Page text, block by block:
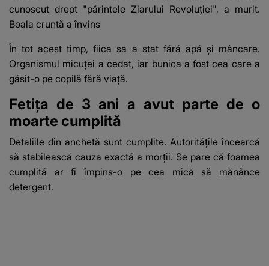
cunoscut drept "părintele Ziarului Revoluției", a murit.
Boala cruntă a învins
În tot acest timp, fiica sa a stat fără apă și mâncare.
Organismul micuței a cedat, iar bunica a fost cea care a
găsit-o pe copilă fără viață.
Fetița de 3 ani a avut parte de o
moarte cumplită
Detaliile din anchetă sunt cumplite. Autoritățile încearcă
să stabilească cauza exactă a morții. Se pare că foamea
cumplită ar fi împins-o pe cea mică să mănânce
detergent.